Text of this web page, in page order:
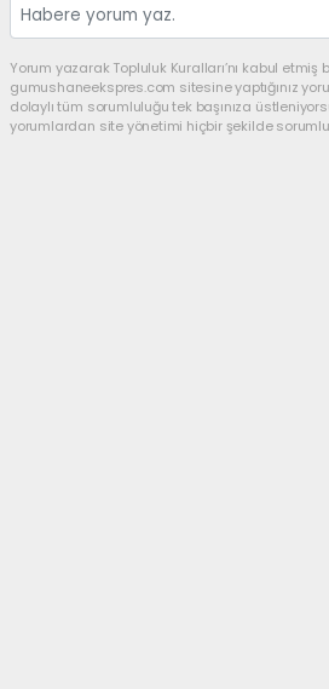
Yorum yazarak Topluluk Kuralları’nı kabul etmiş
gumushaneekspres.com sitesine yaptığınız
dolaylı tüm sorumluluğu tek başınıza
yorumlardan site yönetimi hiçbir şekilde